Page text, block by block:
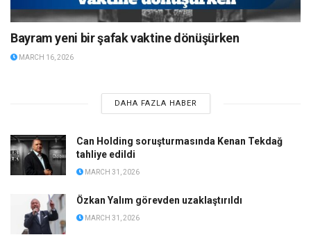
Bayram yeni bir şafak vaktine dönüşürken
MARCH 16, 2026
DAHA FAZLA HABER
Can Holding soruşturmasında Kenan Tekdağ
tahliye edildi
MARCH 31, 2026
Özkan Yalım görevden uzaklaştırıldı
MARCH 31, 2026